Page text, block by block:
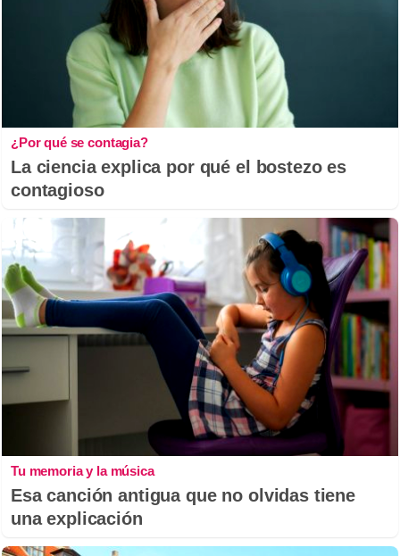
¿Por qué se contagia?
La ciencia explica por qué el bostezo es
contagioso
Tu memoria y la música
Esa canción antigua que no olvidas tiene
una explicación